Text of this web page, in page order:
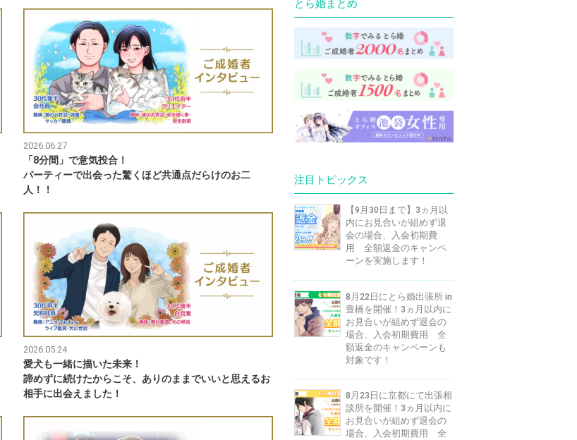
2026.06.27
「8分間」で意気投合！
パーティーで出会った驚くほど共通点だらけのお二
人！！
2026.05.24
愛犬も一緒に描いた未来！
諦めずに続けたからこそ、ありのままでいいと思えるお
相手に出会えました！
とら婚まとめ
注目トピックス
【9月30日まで】3ヵ月以
内にお見合いが組めず退
会の場合、入会初期費
用 全額返金のキャンペ
ーンを実施します！
8月22日にとら婚出張所 in
豊橋を開催！3ヵ月以内に
お見合いが組めず退会の
場合、入会初期費用 全
額返金のキャンペーンも
対象です！
8月23日に京都にて出張相
談所を開催！3ヵ月以内に
お見合いが組めず退会の
場合、入会初期費用 全